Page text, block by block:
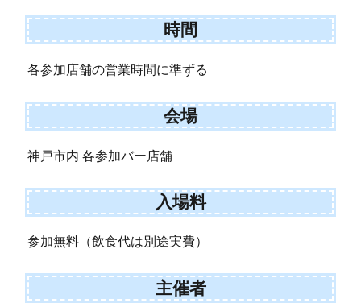
時間
各参加店舗の営業時間に準ずる
会場
神戸市内 各参加バー店舗
入場料
参加無料（飲食代は別途実費）
主催者